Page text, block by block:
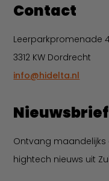
Contact
Leerparkpromenade
3312 KW Dordrecht
info@hidelta.nl
Nieuwsbrief
Ontvang maandelijks
hightech nieuws uit